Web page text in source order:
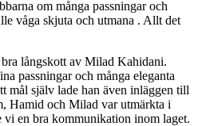
om många passningar och
våga skjuta och utmana . Allt det
långskott av Milad Kahidani.
passningar och många eleganta
mål själv lade han även inläggen till
Hamid och Milad var utmärkta i
vi en bra kommunikation inom laget.